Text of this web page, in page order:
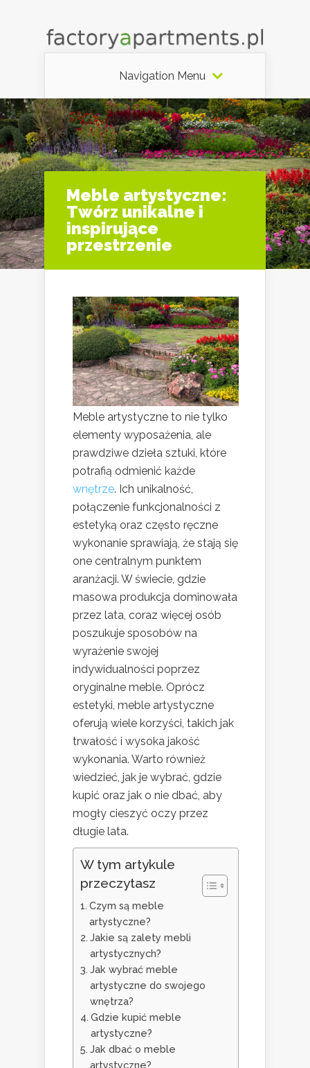
Navigation Menu
Meble artystyczne:
Twórz unikalne i
inspirujące
przestrzenie
Meble artystyczne to nie tylko
elementy wyposażenia, ale
prawdziwe dzieła sztuki, które
potrafią odmienić każde
wnętrze. Ich unikalność,
połączenie funkcjonalności z
estetyką oraz często ręczne
wykonanie sprawiają, że stają się
one centralnym punktem
aranżacji. W świecie, gdzie
masowa produkcja dominowała
przez lata, coraz więcej osób
poszukuje sposobów na
wyrażenie swojej
indywidualności poprzez
oryginalne meble. Oprócz
estetyki, meble artystyczne
oferują wiele korzyści, takich jak
trwałość i wysoka jakość
wykonania. Warto również
wiedzieć, jak je wybrać, gdzie
kupić oraz jak o nie dbać, aby
mogły cieszyć oczy przez
długie lata.
W tym artykule
przeczytasz
Czym są meble
artystyczne?
Jakie są zalety mebli
artystycznych?
Jak wybrać meble
artystyczne do swojego
wnętrza?
Gdzie kupić meble
artystyczne?
Jak dbać o meble
artystyczne?